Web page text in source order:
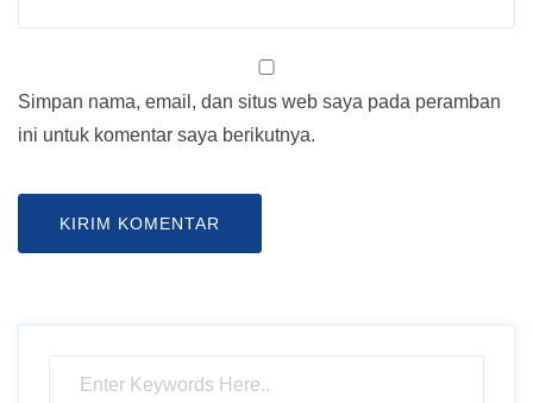
Simpan nama, email, dan situs web saya pada peramban
ini untuk komentar saya berikutnya.